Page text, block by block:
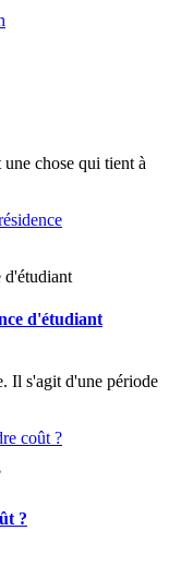
chose qui tient à
d'étudiant
d'étudiant
Il s'agit d'une période
?